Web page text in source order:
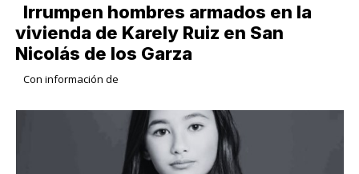
Irrumpen hombres armados en la
vivienda de Karely Ruiz en San
Nicolás de los Garza
Con información de